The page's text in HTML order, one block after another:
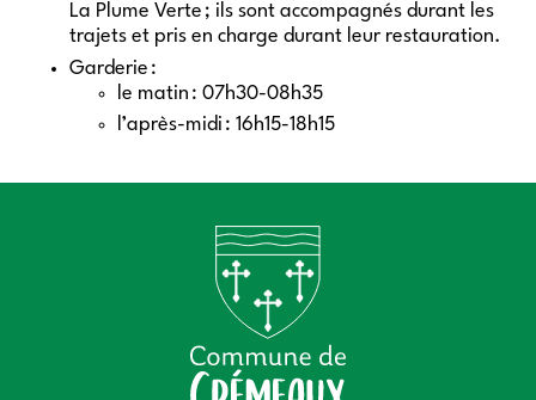
La Plume Verte ; ils sont accompagnés durant les
trajets et pris en charge durant leur restauration.
Garderie :
le matin : 07h30-08h35
l’après-midi : 16h15-18h15